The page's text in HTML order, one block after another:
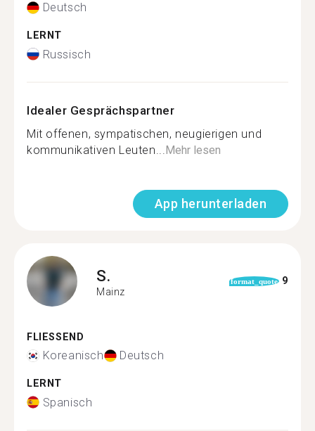
Deutsch
LERNT
Russisch
Idealer Gesprächspartner
Mit offenen, sympatischen, neugierigen und
kommunikativen Leuten... Mehr lesen
App herunterladen
S.
Mainz
format_quote 9
FLIESSEND
Koreanisch Deutsch
LERNT
Spanisch